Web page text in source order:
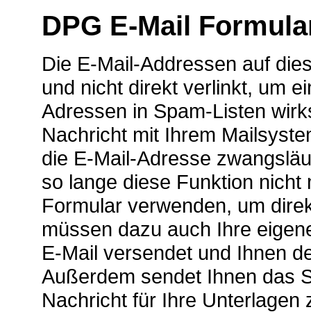
DPG E-Mail
Die E-Mail-Addressen auf
und nicht direkt verlinkt, um
Adressen in Spam-Listen
Nachricht mit Ihrem
die E-Mail-Adresse
so lange diese Funktion
Formular verwenden, um
müssen dazu auch Ihre
E-Mail versendet und Ihnen
Außerdem sendet Ihnen das
Nachricht für Ihre Unterlagen